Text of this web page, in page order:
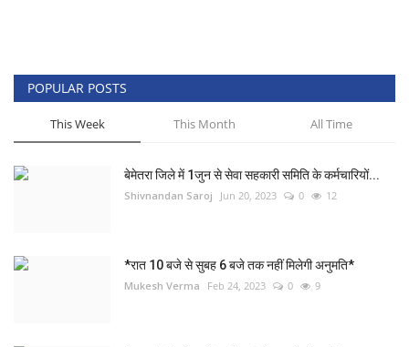
POPULAR POSTS
This Week This Month All Time
बेमेतरा जिले में 1जुन से सेवा सहकारी समिति के कर्मचारियों...
Shivnandan Saroj Jun 20, 2023 0 12
*रात 10 बजे से सुबह 6 बजे तक नहीं मिलेगी अनुमति*
Mukesh Verma Feb 24, 2023 0 9